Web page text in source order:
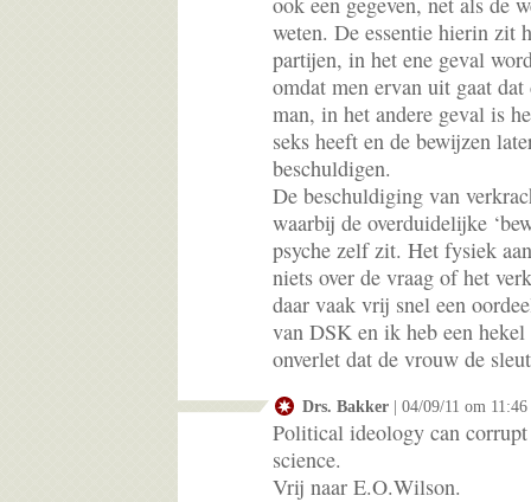
weten. De essentie hierin zit
partijen, in het ene geval
omdat men ervan uit gaat
man, in het andere geval is
seks heeft en de bewijzen
beschuldigen.
De beschuldiging van
waarbij de overduidelijke
psyche zelf zit. Het fysiek
niets over de vraag of het
daar vaak vrij snel een
van DSK en ik heb een
onverlet dat de vrouw de
Drs. Bakker | 04/09/11 om 11:46
Political ideology can
science.
Vrij naar E.O.Wilson.